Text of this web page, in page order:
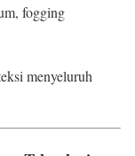
fogging
menyeluruh